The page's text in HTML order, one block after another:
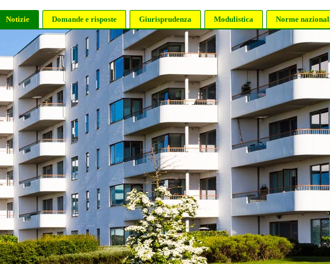
Notizie Domande e risposte Giurisprudenza Modulistica Norme